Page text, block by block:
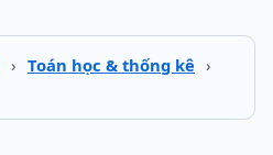
› Toán học & thống kê ›